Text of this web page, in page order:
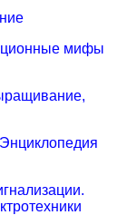
мифы